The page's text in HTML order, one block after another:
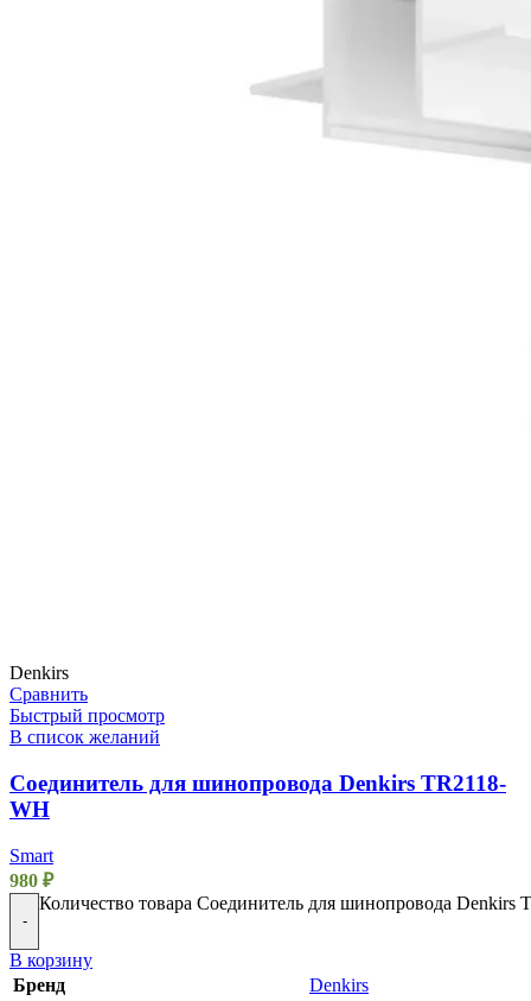
Denkirs
Сравнить
Быстрый просмотр
В список желаний
Соединитель для шинопровода Denkirs TR2118-
WH
Smart
980 ₽
-
Количество товара Соединитель для шинопровода Denkirs
В корзину
Бренд
Denkirs